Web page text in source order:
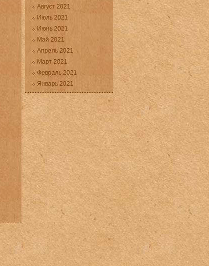
Август 2021
Июль 2021
Июнь 2021
Май 2021
Апрель 2021
Март 2021
Февраль 2021
Январь 2021